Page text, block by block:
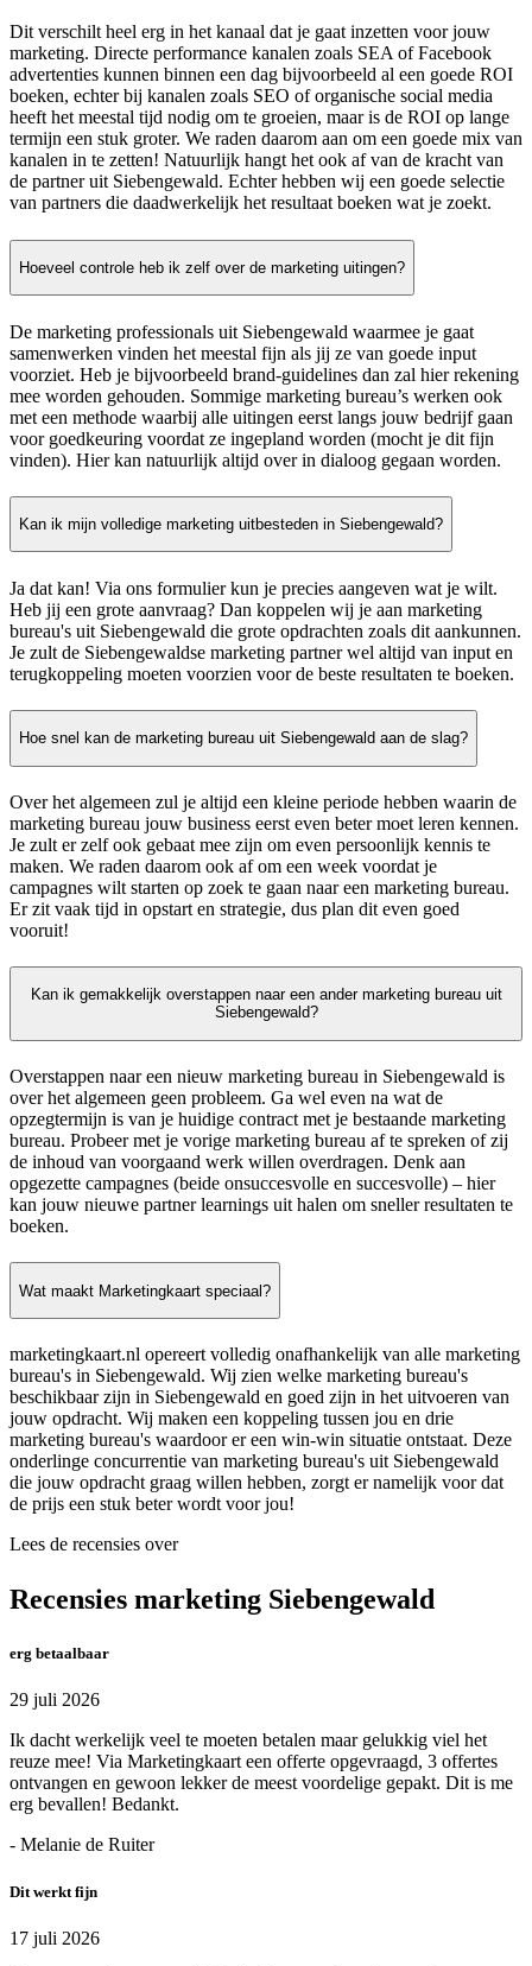
Dit verschilt heel erg in het kanaal dat je gaat inzetten voor jouw
marketing. Directe performance kanalen zoals SEA of Facebook
advertenties kunnen binnen een dag bijvoorbeeld al een goede ROI
boeken, echter bij kanalen zoals SEO of organische social media
heeft het meestal tijd nodig om te groeien, maar is de ROI op lange
termijn een stuk groter. We raden daarom aan om een goede mix van
kanalen in te zetten! Natuurlijk hangt het ook af van de kracht van
de partner uit Siebengewald. Echter hebben wij een goede selectie
van partners die daadwerkelijk het resultaat boeken wat je zoekt.
Hoeveel controle heb ik zelf over de marketing uitingen?
De marketing professionals uit Siebengewald waarmee je gaat
samenwerken vinden het meestal fijn als jij ze van goede input
voorziet. Heb je bijvoorbeeld brand-guidelines dan zal hier rekening
mee worden gehouden. Sommige marketing bureau’s werken ook
met een methode waarbij alle uitingen eerst langs jouw bedrijf gaan
voor goedkeuring voordat ze ingepland worden (mocht je dit fijn
vinden). Hier kan natuurlijk altijd over in dialoog gegaan worden.
Kan ik mijn volledige marketing uitbesteden in Siebengewald?
Ja dat kan! Via ons formulier kun je precies aangeven wat je wilt.
Heb jij een grote aanvraag? Dan koppelen wij je aan marketing
bureau's uit Siebengewald die grote opdrachten zoals dit aankunnen.
Je zult de Siebengewaldse marketing partner wel altijd van input en
terugkoppeling moeten voorzien voor de beste resultaten te boeken.
Hoe snel kan de marketing bureau uit Siebengewald aan de slag?
Over het algemeen zul je altijd een kleine periode hebben waarin de
marketing bureau jouw business eerst even beter moet leren kennen.
Je zult er zelf ook gebaat mee zijn om even persoonlijk kennis te
maken. We raden daarom ook af om een week voordat je
campagnes wilt starten op zoek te gaan naar een marketing bureau.
Er zit vaak tijd in opstart en strategie, dus plan dit even goed
vooruit!
Kan ik gemakkelijk overstappen naar een ander marketing bureau uit
Siebengewald?
Overstappen naar een nieuw marketing bureau in Siebengewald is
over het algemeen geen probleem. Ga wel even na wat de
opzegtermijn is van je huidige contract met je bestaande marketing
bureau. Probeer met je vorige marketing bureau af te spreken of zij
de inhoud van voorgaand werk willen overdragen. Denk aan
opgezette campagnes (beide onsuccesvolle en succesvolle) – hier
kan jouw nieuwe partner learnings uit halen om sneller resultaten te
boeken.
Wat maakt Marketingkaart speciaal?
marketingkaart.nl opereert volledig onafhankelijk van alle marketing
bureau's in Siebengewald. Wij zien welke marketing bureau's
beschikbaar zijn in Siebengewald en goed zijn in het uitvoeren van
jouw opdracht. Wij maken een koppeling tussen jou en drie
marketing bureau's waardoor er een win-win situatie ontstaat. Deze
onderlinge concurrentie van marketing bureau's uit Siebengewald
die jouw opdracht graag willen hebben, zorgt er namelijk voor dat
de prijs een stuk beter wordt voor jou!
Lees de recensies over
Recensies marketing Siebengewald
erg betaalbaar
29 juli 2026
Ik dacht werkelijk veel te moeten betalen maar gelukkig viel het
reuze mee! Via Marketingkaart een offerte opgevraagd, 3 offertes
ontvangen en gewoon lekker de meest voordelige gepakt. Dit is me
erg bevallen! Bedankt.
- Melanie de Ruiter
Dit werkt fijn
17 juli 2026